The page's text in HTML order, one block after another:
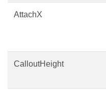
AttachX
CalloutHeight